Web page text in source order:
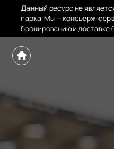
Данный ресурс не
парка. Мы — консьерж-
бронированию и доставке